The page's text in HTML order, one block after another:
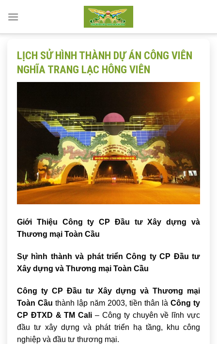
LỊCH SỬ HÌNH THÀNH DỰ ÁN CÔNG VIÊN
NGHĨA TRANG LẠC HÔNG VIÊN
Giới Thiệu Công ty CP Đầu tư Xây dựng và
Thương mại Toàn Cầu
Sự hình thành và phát triển Công ty CP Đầu tư
Xây dựng và Thương mại Toàn Cầu
Công ty CP Đầu tư Xây dựng và Thương mại
Toàn Cầu thành lập năm 2003, tiền thân là Công ty
CP ĐTXD & TM Cali – Công ty chuyên về lĩnh vực
đầu tư xây dựng và phát triển hạ tầng, khu công
nghiệp và đầu tư thương mại.